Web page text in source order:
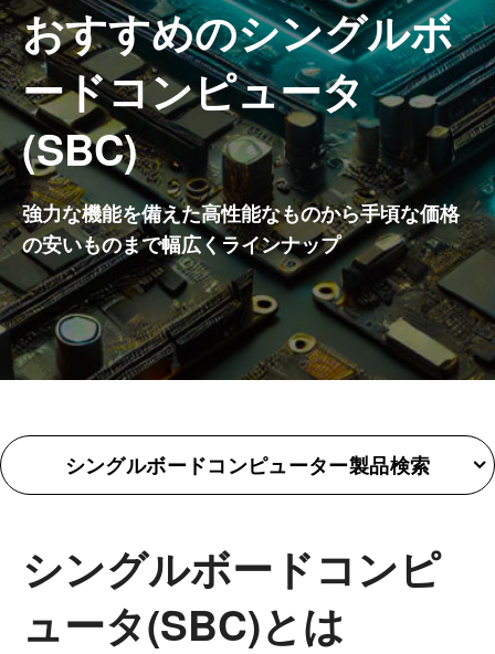
おすすめのシングルボ
ードコンピュータ
(SBC)
強力な機能を備えた高性能なものから手頃な価格
の安いものまで幅広くラインナップ
シングルボードコンピューター製品検索
シングルボードコンピ
ュータ(SBC)とは